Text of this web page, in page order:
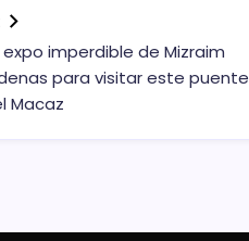
expo imperdible de Mizraim
para visitar este puente
Macaz